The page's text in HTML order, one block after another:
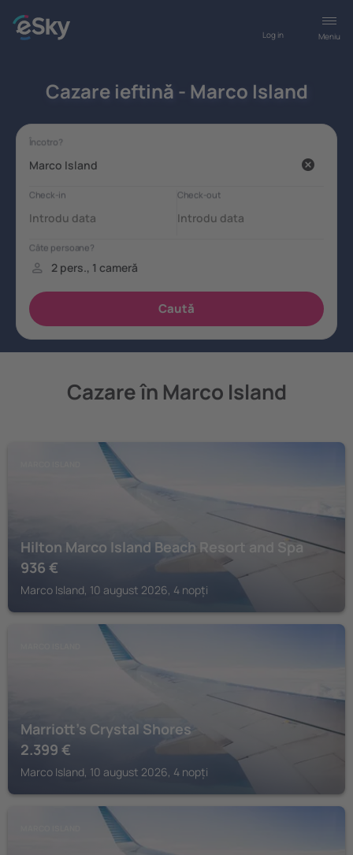
Meniu
Log in
Cazare ieftină - Marco Island
Cazare în Marco Island
Hilton Marco Island Beach Resort and Spa
936 €
Marco Island, 10 august 2026, 4 nopți
Marriott's Crystal Shores
2.399 €
Marco Island, 10 august 2026, 4 nopți